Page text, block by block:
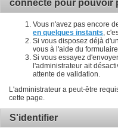
connecté pour pouvoir
Vous n'avez pas encore
en quelques instants ,
Si vous disposez déjà
vous à l'aide du
Si vous essayez
l'administrateur ait
attente de validation.
L'administrateur a peut-être
cette page.
S'identifier